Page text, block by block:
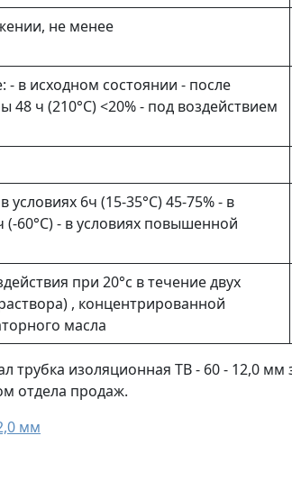
не менее
в исходном состоянии - после
ч (210°С) <20% - под воздействием
6ч (15-35°С) 45-75% - в
60°С) - в условиях повышенной
при 20°с в течение двух
, концентрированной
масла
трубка изоляционная ТВ - 60 - 12,0 мм
отдела продаж.
мм